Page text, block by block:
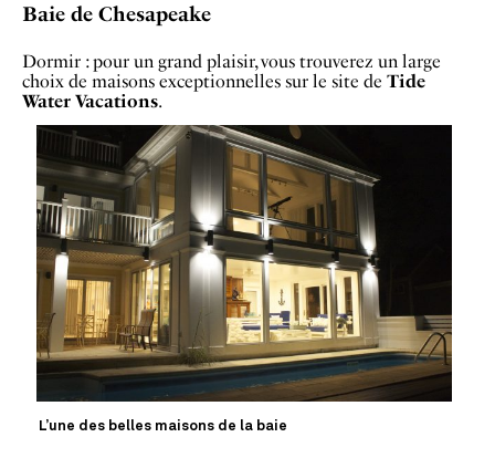
Baie de Chesapeake
Dormir : pour un grand plaisir, vous trouverez un large
choix de maisons exceptionnelles sur le site de Tide
Water Vacations.
L’une des belles maisons de la baie